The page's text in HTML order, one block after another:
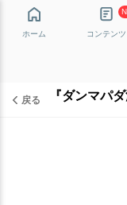
ホーム コンテンツ
戻る